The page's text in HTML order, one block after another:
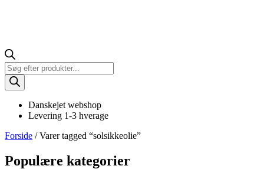
Products
search
Danskejet webshop
Levering 1-3 hverage
Forside / Varer tagged “solsikkeolie”
Populære kategorier